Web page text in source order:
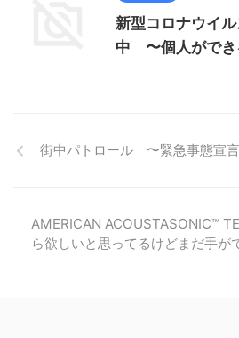
新型コロナウイ
中 〜個人ができ
街中パトロール 〜緊急事態宣
AMERICAN ACOUSTASONIC™
ら欲しいと思ってるけどまだ手が